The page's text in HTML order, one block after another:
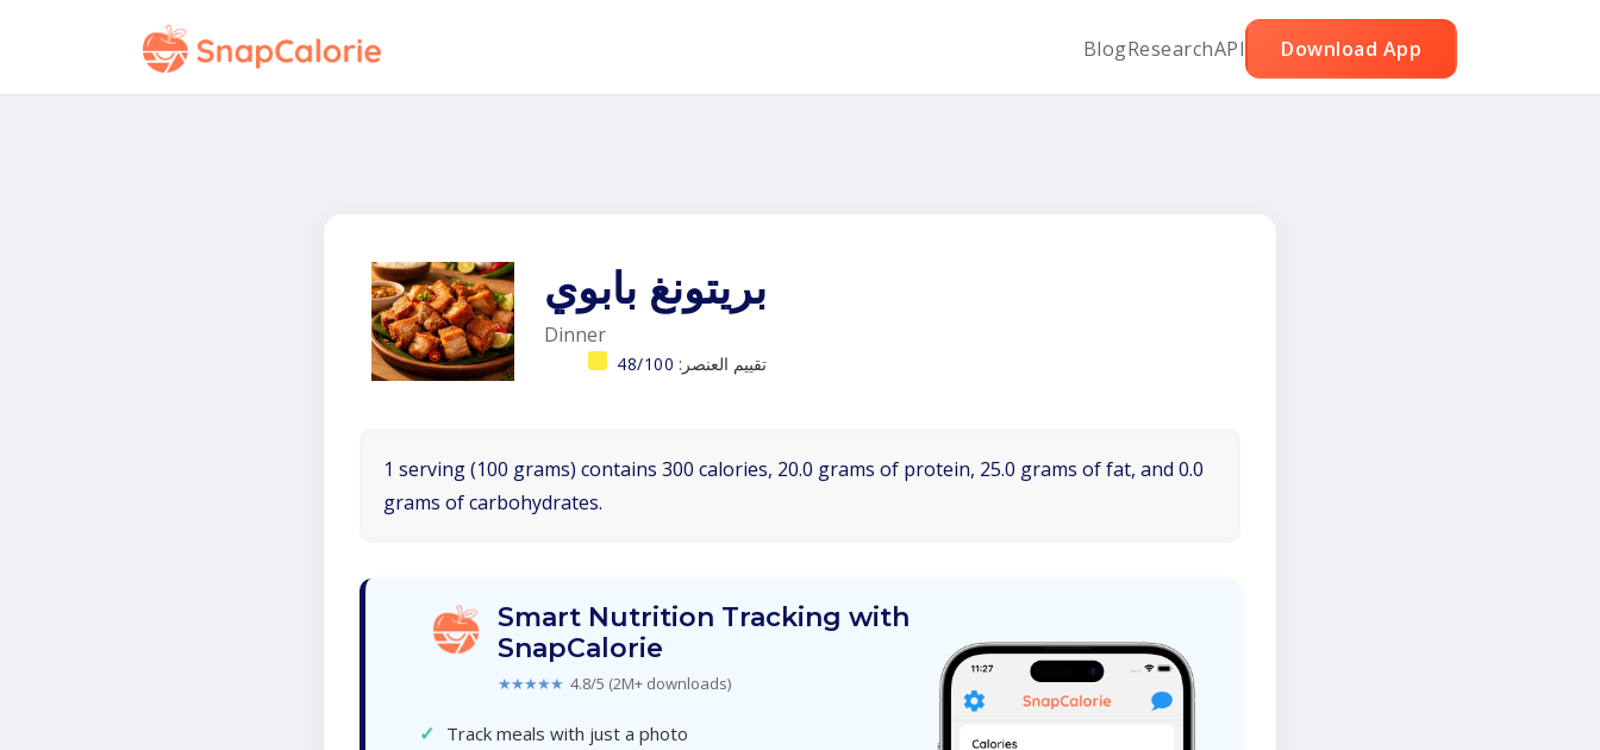
BlogResearchAPI Download App
بريتونغ بابوي
Dinner
تقييم العنصر: 48/100
1 serving (100 grams) contains 300 calories, 20.0 grams of protein, 25.0 grams of fat, and 0.0
grams of carbohydrates.
Smart Nutrition Tracking with
SnapCalorie
★★★★★ 4.8/5 (2M+ downloads)
✓ Track meals with just a photo